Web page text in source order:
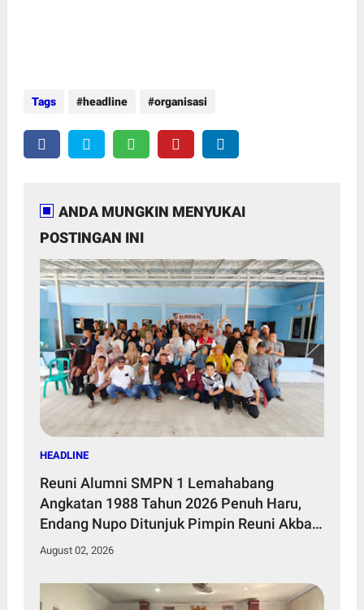
Tags headline organisasi
ANDA MUNGKIN MENYUKAI
POSTINGAN INI
HEADLINE
Reuni Alumni SMPN 1 Lemahabang
Angkatan 1988 Tahun 2026 Penuh Haru,
Endang Nupo Ditunjuk Pimpin Reuni Akbar
2028
August 02, 2026